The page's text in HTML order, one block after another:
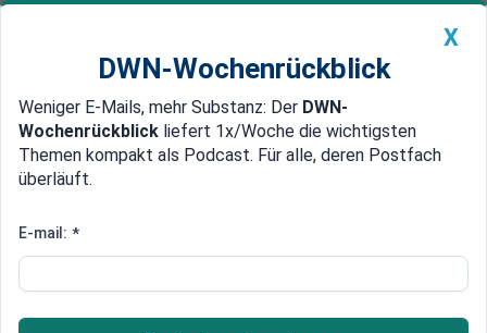
Newsticker MEIN DWN: Geldanlage Premium
Edelmetalle DWN-Magazin China
Atomwaffen in Finnland:
jahrzehntelanges Verbot
X
DWN-Wochenrückblick
Weniger E-Mails, mehr Substanz: Der DWN-
Wochenrückblick liefert 1x/Woche die wichtigsten
Themen kompakt als Podcast. Für alle, deren Postfach
überläuft.
E-mail: *